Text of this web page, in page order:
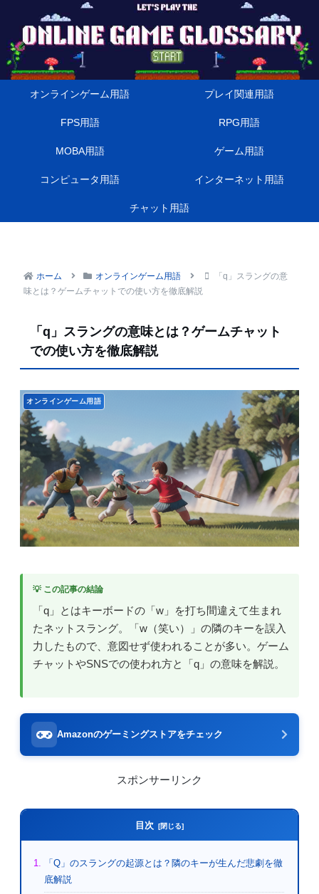
オンラインゲーム用語 プレイ関連用語
FPS用語 RPG用語
MOBA用語 ゲーム用語
コンピュータ用語 インターネット用語
チャット用語
ホーム オンラインゲーム用語
「q」スラングの意
味とは？ゲームチャットでの使い方を徹底解説
「q」スラングの意味とは？ゲームチャット
での使い方を徹底解説
オンラインゲーム用語
💡 この記事の結論
「q」とはキーボードの「w」を打ち間違えて生まれ
たネットスラング。「w（笑い）」の隣のキーを誤入
力したもので、意図せず使われることが多い。ゲーム
チャットやSNSでの使われ方と「q」の意味を解説。
Amazonのゲーミングストアをチェック
スポンサーリンク
目次
「Q」のスラングの起源とは？隣のキーが生んだ悲劇を徹
底解説